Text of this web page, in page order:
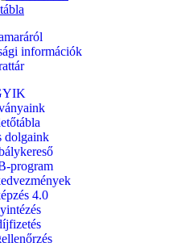
információk
dolgaink
program
4.0